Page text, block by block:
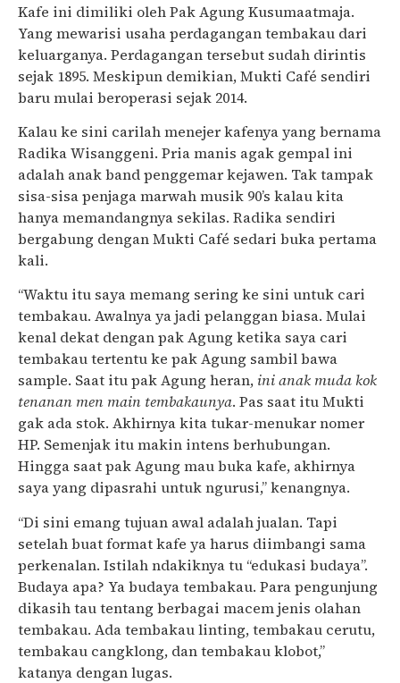
Kafe ini dimiliki oleh Pak Agung Kusumaatmaja.
Yang mewarisi usaha perdagangan tembakau dari
keluarganya. Perdagangan tersebut sudah dirintis
sejak 1895. Meskipun demikian, Mukti Café sendiri
baru mulai beroperasi sejak 2014.
Kalau ke sini carilah menejer kafenya yang bernama
Radika Wisanggeni. Pria manis agak gempal ini
adalah anak band penggemar kejawen. Tak tampak
sisa-sisa penjaga marwah musik 90’s kalau kita
hanya memandangnya sekilas. Radika sendiri
bergabung dengan Mukti Café sedari buka pertama
kali.
“Waktu itu saya memang sering ke sini untuk cari
tembakau. Awalnya ya jadi pelanggan biasa. Mulai
kenal dekat dengan pak Agung ketika saya cari
tembakau tertentu ke pak Agung sambil bawa
sample. Saat itu pak Agung heran, ini anak muda kok
tenanan men main tembakaunya. Pas saat itu Mukti
gak ada stok. Akhirnya kita tukar-menukar nomer
HP. Semenjak itu makin intens berhubungan.
Hingga saat pak Agung mau buka kafe, akhirnya
saya yang dipasrahi untuk ngurusi,” kenangnya.
“Di sini emang tujuan awal adalah jualan. Tapi
setelah buat format kafe ya harus diimbangi sama
perkenalan. Istilah ndakiknya tu “edukasi budaya”.
Budaya apa? Ya budaya tembakau. Para pengunjung
dikasih tau tentang berbagai macem jenis olahan
tembakau. Ada tembakau linting, tembakau cerutu,
tembakau cangklong, dan tembakau klobot,”
katanya dengan lugas.